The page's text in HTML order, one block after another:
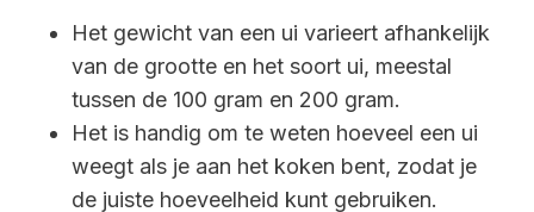
Het gewicht van een ui varieert afhankelijk
van de grootte en het soort ui, meestal
tussen de 100 gram en 200 gram.
Het is handig om te weten hoeveel een ui
weegt als je aan het koken bent, zodat je
de juiste hoeveelheid kunt gebruiken.